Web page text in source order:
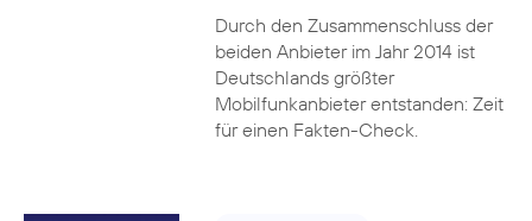
Durch den Zusammenschluss der
beiden Anbieter im Jahr 2014 ist
Deutschlands größter
Mobilfunkanbieter entstanden: Zeit
für einen Fakten-Check.